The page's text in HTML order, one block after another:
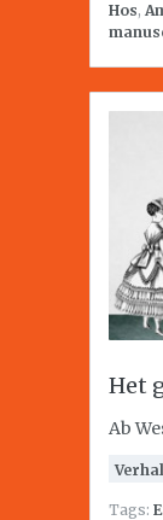
Hos,
Het
Ab
Tags: